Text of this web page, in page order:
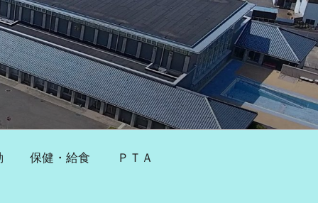
保健・給食 ＰＴＡ